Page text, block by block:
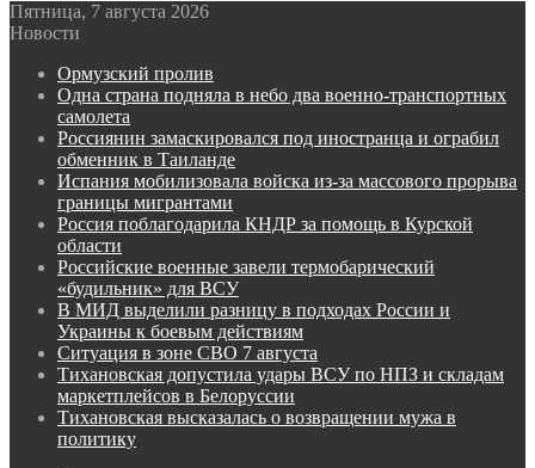
Пятница, 7 августа 2026
Новости
Ормузский пролив
Одна страна подняла в небо два военно-транспортных
самолета
Россиянин замаскировался под иностранца и ограбил
обменник в Таиланде
Испания мобилизовала войска из-за массового прорыва
границы мигрантами
Россия поблагодарила КНДР за помощь в Курской
области
Российские военные завели термобарический
«будильник» для ВСУ
В МИД выделили разницу в подходах России и
Украины к боевым действиям
Ситуация в зоне СВО 7 августа
Тихановская допустила удары ВСУ по НПЗ и складам
маркетплейсов в Белоруссии
Тихановская высказалась о возвращении мужа в
политику